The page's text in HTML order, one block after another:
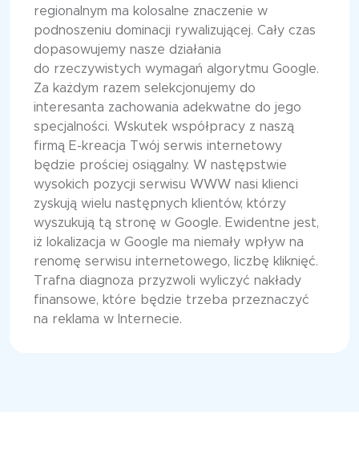
regionalnym ma kolosalne znaczenie w
podnoszeniu dominacji rywalizującej. Cały czas
dopasowujemy nasze działania
do rzeczywistych wymagań algorytmu Google.
Za każdym razem selekcjonujemy do
interesanta zachowania adekwatne do jego
specjalności. Wskutek współpracy z naszą
firmą E-kreacja Twój serwis internetowy
będzie prościej osiągalny. W następstwie
wysokich pozycji serwisu WWW nasi klienci
zyskują wielu następnych klientów, którzy
wyszukują tą stronę w Google. Ewidentne jest,
iż lokalizacja w Google ma niemały wpływ na
renomę serwisu internetowego, liczbę kliknięć.
Trafna diagnoza przyzwoli wyliczyć nakłady
finansowe, które będzie trzeba przeznaczyć
na reklama w Internecie.